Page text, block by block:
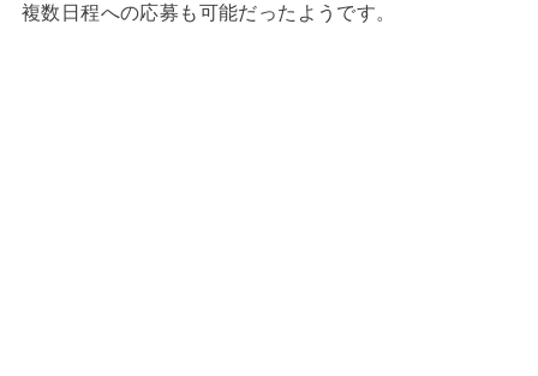
複数日程への応募も可能だったようです。